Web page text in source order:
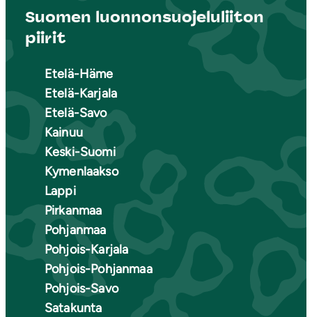
Suomen luonnonsuojeluliiton
piirit
Etelä-Häme
Etelä-Karjala
Etelä-Savo
Kainuu
Keski-Suomi
Kymenlaakso
Lappi
Pirkanmaa
Pohjanmaa
Pohjois-Karjala
Pohjois-Pohjanmaa
Pohjois-Savo
Satakunta